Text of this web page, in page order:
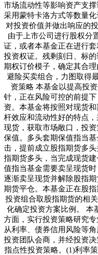
市场流动性等影响资产支
采用蒙特卡洛方式等数量
对投资价值并做出响应的
由于上市公司进行股权分
证，或者本基金正在进行
投资权证。残剩刻日、标
期权订价模子，确定其合
避险买卖组合，力图取得
资策略 本基金以提高投
针，正在风险可控的前提
资。本基金将按照对现货
杆效应和流动性好的特点
现货，获取市场敞口，投
保值。多头套期保值指当
击，提前成立股指期货多
指期货多头，当完成现货
值指当基金需要卖呈现货
逐渐卖呈现货并解除股指
期货平仓。本基金正在股
投资组合取股指期货的相
化确定投资方案比例。 本
方面，实行投资策略研究
从利率、债券信用风险等
投资团队会商，并经投资
指点性投资策略。(1)利率